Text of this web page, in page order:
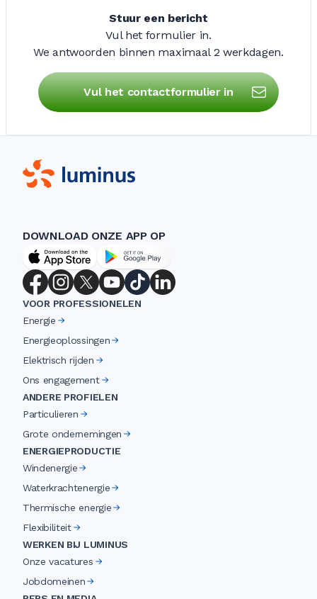
Stuur een bericht
Vul het formulier in.
We antwoorden binnen maximaal 2 werkdagen.
Vul het contactformulier in
DOWNLOAD ONZE APP OP
VOOR PROFESSIONELEN
Energie
Energieoplossingen
Elektrisch rijden
Ons engagement
ANDERE PROFIELEN
Particulieren
Grote ondernemingen
ENERGIEPRODUCTIE
Windenergie
Waterkrachtenergie
Thermische energie
Flexibiliteit
WERKEN BIJ LUMINUS
Onze vacatures
Jobdomeinen